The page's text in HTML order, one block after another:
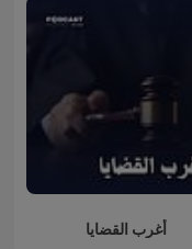
أغرب القضايا